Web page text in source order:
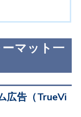
マット一
広告（TrueVi